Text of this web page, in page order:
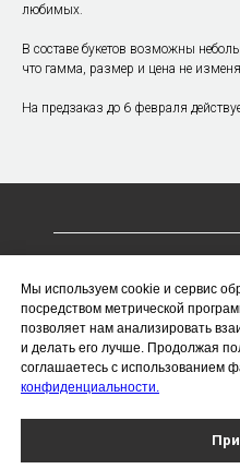
любимых.
В составе букетов возможны
что гамма, размер и цена не
На предзаказ до 6 февраля
ИП Чухлебов Сергей
ИНН 366221076703
ОГРНИП 323366800014019
Политика
Работаем каждый день с
Доставляем цветы
Мы используем cookie и сервис
посредством метрической
позволяет нам анализировать
и делать его лучше. Продолжая
соглашаетесь с использованием
конфиденциальности.